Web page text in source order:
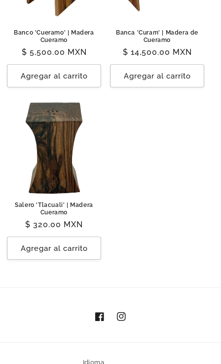
Banco 'Cueramo' | Madera
Cueramo
Precio
habitual
$ 5,500.00 MXN
Agregar al carrito
Banca 'Curam' | Madera de
Cueramo
Precio
habitual
$ 14,500.00 MXN
Agregar al carrito
Salero 'Tlacuali' | Madera
Cueramo
Precio
habitual
$ 320.00 MXN
Agregar al carrito
FacebookInstagram
Idioma